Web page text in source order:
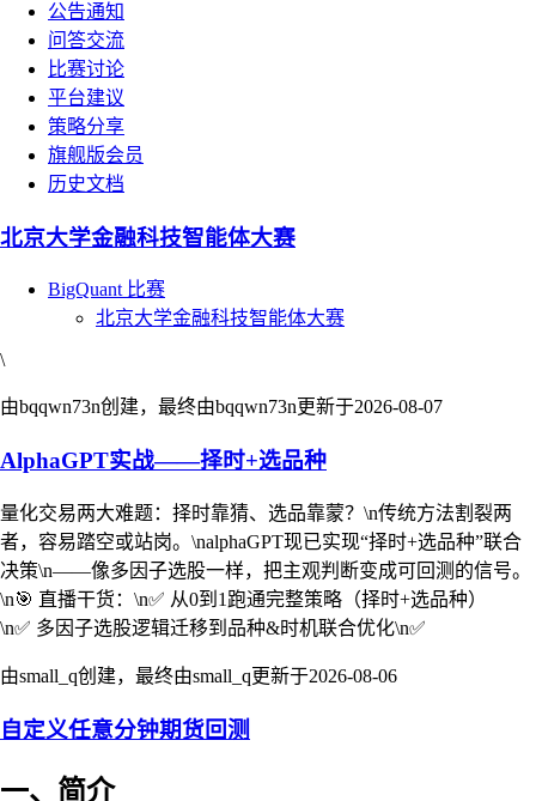
公告通知
问答交流
比赛讨论
平台建议
策略分享
旗舰版会员
历史文档
北京大学金融科技智能体大赛
BigQuant 比赛
北京大学金融科技智能体大赛
\
由bqqwn73n创建，最终由bqqwn73n更新于2026-08-07
AlphaGPT实战——择时+选品种
量化交易两大难题：择时靠猜、选品靠蒙？\n传统方法割裂两
者，容易踏空或站岗。\nalphaGPT现已实现“择时+选品种”联合
决策\n——像多因子选股一样，把主观判断变成可回测的信号。
\n🎯 直播干货：\n✅ 从0到1跑通完整策略（择时+选品种）
\n✅ 多因子选股逻辑迁移到品种&时机联合优化\n✅
由small_q创建，最终由small_q更新于2026-08-06
自定义任意分钟期货回测
一、简介